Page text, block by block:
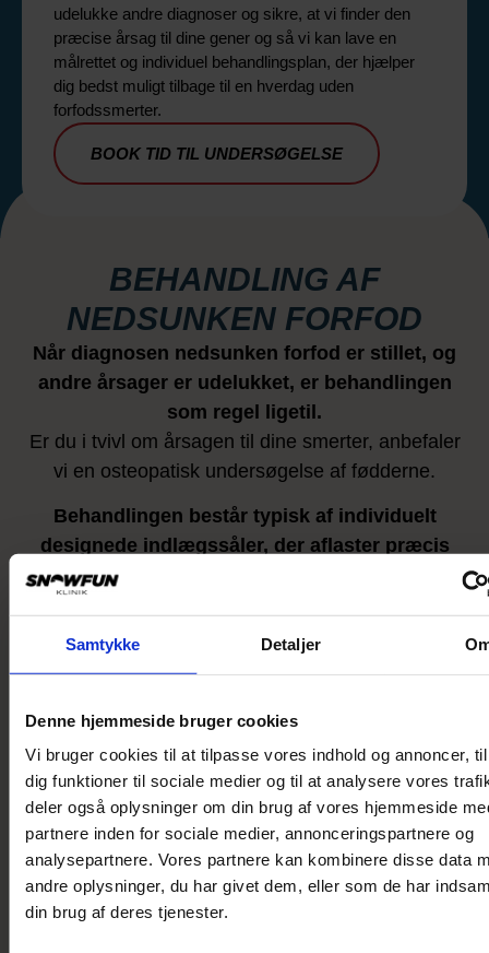
Samtykke Detaljer
Denne hjemmeside bruger cookies
Vi bruger cookies til at tilpasse vores indhold og annoncer,
dig funktioner til sociale medier og til at analysere vores
deler også oplysninger om din brug af vores hjemmeside
partnere inden for sociale medier, annonceringspartnere og
analysepartnere. Vores partnere kan kombinere disse data
andre oplysninger, du har givet dem, eller som de har
din brug af deres tjenester.
udelukke andre diagnoser og sikre, at vi finder den
præcise årsag til dine gener og så vi kan lave en
målrettet og individuel behandlingsplan, der hjælper
dig bedst muligt tilbage til en hverdag uden
forfodssmerter.
BOOK TID TIL UNDERSØGELSE
BEHANDLING AF
NEDSUNKEN FORFOD
Når diagnosen nedsunken forfod er stillet, og
andre årsager er udelukket, er behandlingen
som regel ligetil.
Er du i tvivl om årsagen til dine smerter, anbefaler
vi en osteopatisk undersøgelse af fødderne.
Behandlingen består typisk af individuelt
designede indlægssåler, der aflaster præcis
dér, hvor din forfod er mest belastet.
ofte enkle øvelser for at styrke fod og underben og